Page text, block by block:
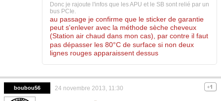
Donc je rajoute l'infos que les APU et le SB sont relié par un
bus PCIe.
au passage je confirme que le sticker de garantie
peut s'enlever avec la méthode sèche cheveux
(Station air chaud dans mon cas), par contre il faut
pas dépasser les 80°C de surface si non deux
lignes rouges apparaissent dessus
boubou56 24 novembre 2013, 11:30